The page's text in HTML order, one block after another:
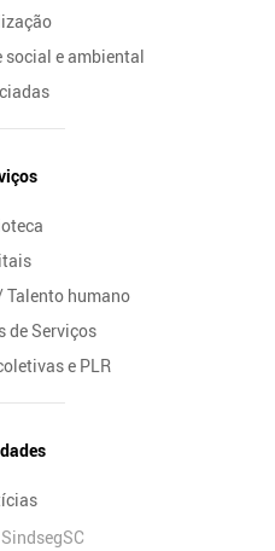
social e ambiental
humano
de Serviços
e PLR